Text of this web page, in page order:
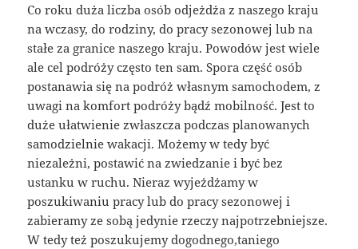
Co roku duża liczba osób odjeżdża z naszego kraju
na wczasy, do rodziny, do pracy sezonowej lub na
stałe za granice naszego kraju. Powodów jest wiele
ale cel podróży często ten sam. Spora część osób
postanawia się na podróż własnym samochodem, z
uwagi na komfort podróży bądź mobilność. Jest to
duże ułatwienie zwłaszcza podczas planowanych
samodzielnie wakacji. Możemy w tedy być
niezależni, postawić na zwiedzanie i być bez
ustanku w ruchu. Nieraz wyjeżdżamy w
poszukiwaniu pracy lub do pracy sezonowej i
zabieramy ze sobą jedynie rzeczy najpotrzebniejsze.
W tedy też poszukujemy dogodnego,taniego